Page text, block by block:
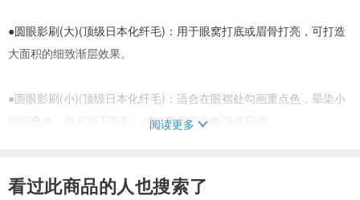
●圆眼影刷(大)(顶级日本化纤毛)：用于眼窝打底或眉骨打亮，可打造
大面积的细致渐层效果。
●圆眼影刷(小)(顶级日本化纤毛)：适合在眼褶处勾画重点色，晕染小
面积叠色，也可画下眼影，或在眼线部位加强渐层感。
阅读更多
看过此商品的人也搜索了